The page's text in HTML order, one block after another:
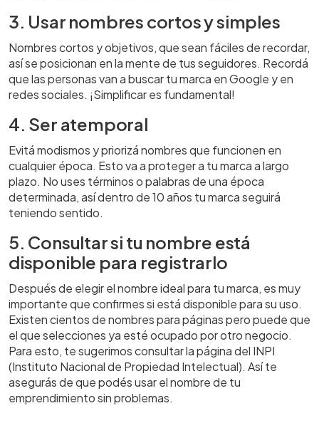
3. Usar nombres cortos y simples
Nombres cortos y objetivos, que sean fáciles de recordar,
así se posicionan en la mente de tus seguidores. Recordá
que las personas van a buscar tu marca en Google y en
redes sociales. ¡Simplificar es fundamental!
4. Ser atemporal
Evitá modismos y priorizá nombres que funcionen en
cualquier época. Esto va a proteger a tu marca a largo
plazo. No uses términos o palabras de una época
determinada, así dentro de 10 años tu marca seguirá
teniendo sentido.
5. Consultar si tu nombre está
disponible para registrarlo
Después de elegir el nombre ideal para tu marca, es muy
importante que confirmes si está disponible para su uso.
Existen cientos de nombres para páginas pero puede que
el que selecciones ya esté ocupado por otro negocio.
Para esto, te sugerimos consultar la página del INPI
(Instituto Nacional de Propiedad Intelectual). Así te
asegurás de que podés usar el nombre de tu
emprendimiento sin problemas.